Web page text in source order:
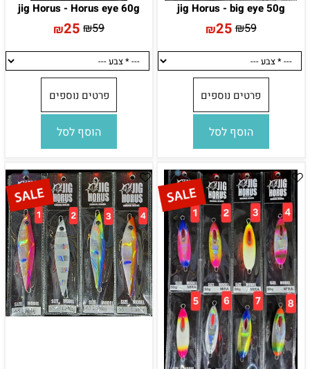
jig Horus - big eye 50g
₪59
₪25
פרטים נוספים
הוסף לסל
jig Horus - Horus eye 60g
₪59
₪25
פרטים נוספים
הוסף לסל